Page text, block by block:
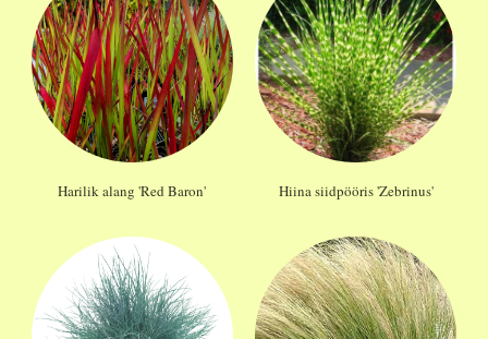
Harilik alang 'Red Baron' Hiina siidpööris 'Zebrinus'